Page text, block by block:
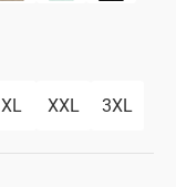
XL XXL 3XL